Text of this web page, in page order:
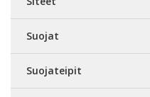
Suojat
Suojateipit